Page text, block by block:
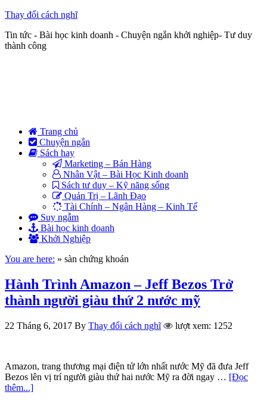
Thay đổi cách nghĩ
Tin tức - Bài học kinh doanh - Chuyện ngắn khởi nghiệp- Tư duy
thành công
Trang chủ
Chuyện ngắn
Sách hay
Marketing – Bán Hàng
Nhân Vật – Bài Học Kinh doanh
Sách tư duy – Kỹ năng sống
Quản Trị – Lãnh Đạo
Tài Chính – Ngân Hàng – Kinh Tế
Suy ngẫm
Bài học kinh doanh
Khởi Nghiệp
You are here: » sàn chứng khoán
Hành Trình Amazon – Jeff Bezos Trở
thành người giàu thứ 2 nước mỹ
22 Tháng 6, 2017 By Thay đổi cách nghĩ lượt xem: 1252
Amazon, trang thương mại điện tử lớn nhất nước Mỹ đã đưa Jeff
Bezos lên vị trí người giàu thứ hai nước Mỹ ra đời ngay … [Đọc
thêm...]